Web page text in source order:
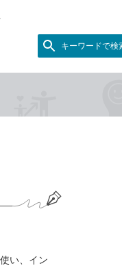
キーワードで検
い、イン